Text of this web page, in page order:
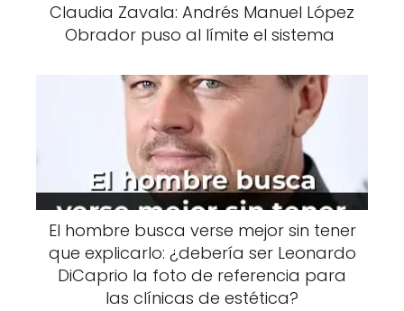
Claudia Zavala: Andrés Manuel López
Obrador puso al límite el sistema
El hombre busca verse mejor sin tener
que explicarlo: ¿debería ser Leonardo
DiCaprio la foto de referencia para
las clínicas de estética?